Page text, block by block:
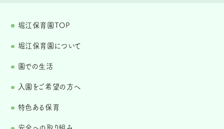
堀江保育園TOP
堀江保育園について
園での生活
入園をご希望の方へ
特色ある保育